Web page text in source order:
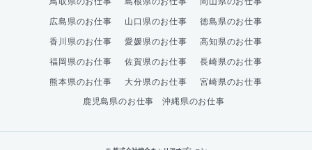
広島県のお仕事 山口県のお仕事 徳島県のお仕事
香川県のお仕事 愛媛県のお仕事 高知県のお仕事
福岡県のお仕事 佐賀県のお仕事 長崎県のお仕事
熊本県のお仕事 大分県のお仕事 宮崎県のお仕事
鹿児島県のお仕事 沖縄県のお仕事